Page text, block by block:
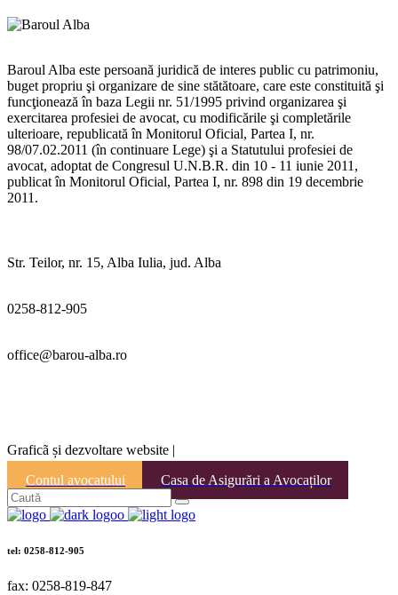
Baroul Alba este persoană juridică de interes public cu patrimoniu,
buget propriu şi organizare de sine stătătoare, care este constituită şi
funcţionează în baza Legii nr. 51/1995 privind organizarea şi
exercitarea profesiei de avocat, cu modificările şi completările
ulterioare, republicată în Monitorul Oficial, Partea I, nr.
98/07.02.2011 (în continuare Lege) şi a Statutului profesiei de
avocat, adoptat de Congresul U.N.B.R. din 10 - 11 iunie 2011,
publicat în Monitorul Oficial, Partea I, nr. 898 din 19 decembrie
2011.
Str. Teilor, nr. 15, Alba Iulia, jud. Alba
0258-812-905
office@barou-alba.ro
Graficã și dezvoltare website |
Contul avocatului
Casa de Asigurări a Avocaților
tel: 0258-812-905
fax: 0258-819-847